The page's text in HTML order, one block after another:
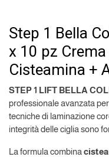
Step 1 Bella
x 10 pz
Cisteamina +
STEP 1 LIFT BELLA
professionale avanzata
tecniche di laminazione
integrità delle ciglia sono
La formula combina